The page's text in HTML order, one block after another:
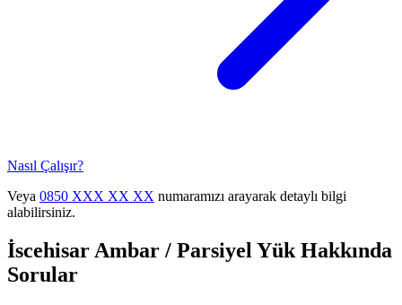
Nasıl Çalışır?
Veya 0850 XXX XX XX numaramızı arayarak detaylı bilgi
alabilirsiniz.
İscehisar Ambar / Parsiyel Yük Hakkında
Sorular